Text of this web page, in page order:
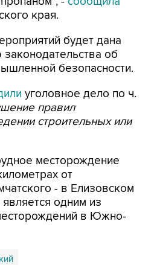
края.
будет дана
об
безопасности.
уголовное дело по ч.
правил
строительных или
месторождение
от
- в Елизовском
одним из
в Южно-